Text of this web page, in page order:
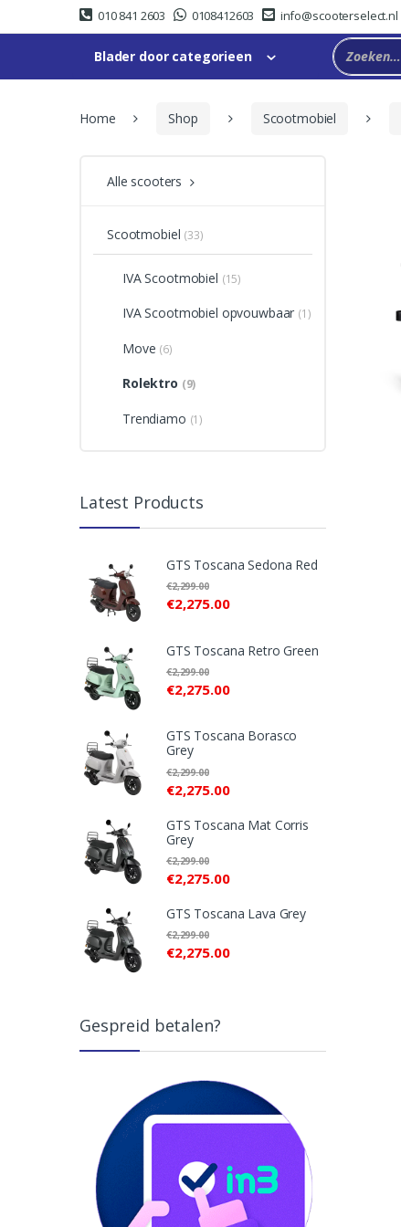
to
to
010 841 2603 0108412603 info@scooterselect.nl
Blader door categorieen
Home Shop Scootmobiel
Alle scooters
Scootmobiel (33)
IVA Scootmobiel (15)
IVA Scootmobiel opvouwbaar (1)
Move (6)
Rolektro (9)
Trendiamo (1)
Latest Products
GTS Toscana Sedona Red
€2,275.00
€2,299.00
GTS Toscana Retro Green
€2,275.00
€2,299.00
GTS Toscana Borasco
Grey
€2,275.00
€2,299.00
GTS Toscana Mat Corris
Grey
€2,275.00
€2,299.00
GTS Toscana Lava Grey
€2,275.00
€2,299.00
Gespreid betalen?